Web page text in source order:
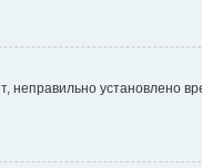
неправильно установлено